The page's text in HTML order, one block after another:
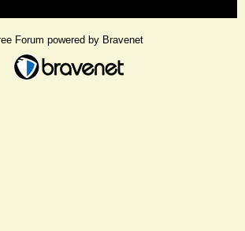
Forum powered by Bravenet